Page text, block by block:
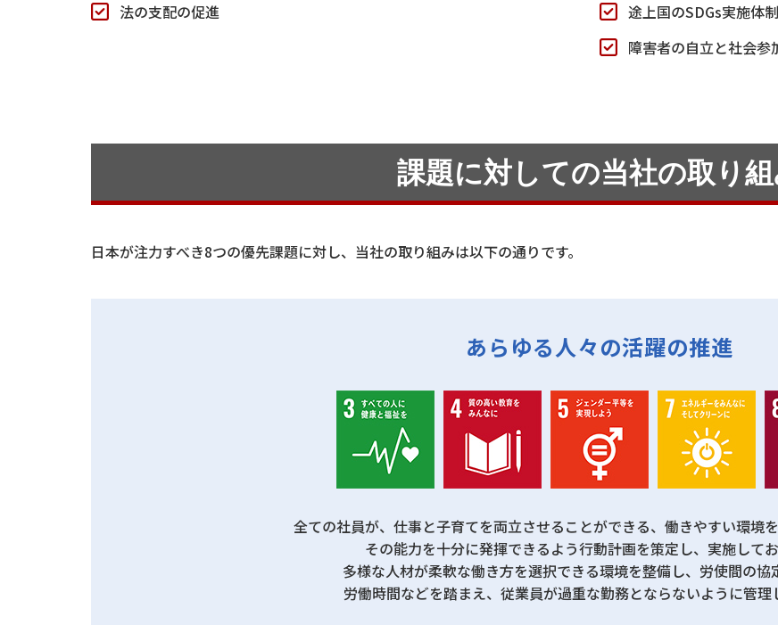
法の支配の促進
途上国のSDGs実施体
障害者の自立と社会参
課題に対しての当社の取り
日本が注力すべき8つの優先課題に対し、当社の取り組みは以下の通りです。
あらゆる人々の活躍の推進
全ての社員が、仕事と子育てを両立させることができる、働きやすい環境を
その能力を十分に発揮できるよう行動計画を策定し、実施してお
多様な人材が柔軟な働き方を選択できる環境を整備し、労使間の協
労働時間などを踏まえ、従業員が過重な勤務とならないように管理